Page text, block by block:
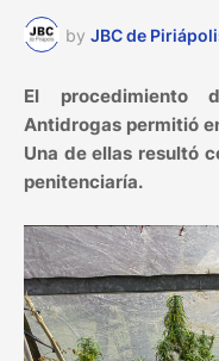
by JBC de
El procedimiento
Antidrogas permitió
Una de ellas resultó
penitenciaría.